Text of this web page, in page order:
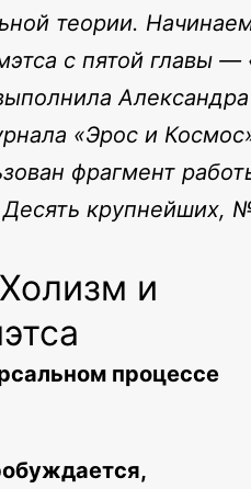
теории.
с пятой главы
Александра
«Эрос и
фрагмент
крупнейших,
и
процессе